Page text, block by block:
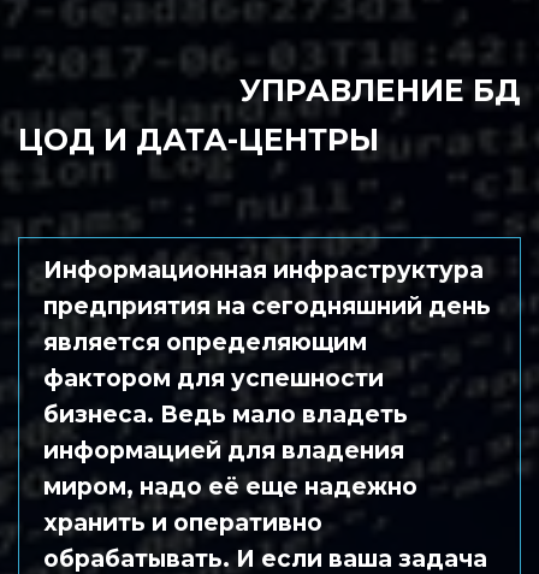
УПРАВЛЕНИЕ БД
ЦОД И ДАТА-ЦЕНТРЫ
Информационная инфраструктура
предприятия на сегодняшний день
является определяющим
фактором для успешности
бизнеса. Ведь мало владеть
информацией для владения
миром, надо её еще надежно
хранить и оперативно
обрабатывать. И если ваша задача